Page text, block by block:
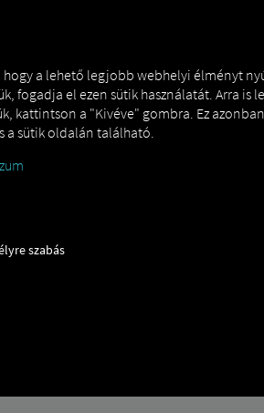
hogy a lehető legjobb webhelyi élményt
fogadja el ezen sütik használatát. Arra is
kattintson a "Kivéve" gombra. Ez
a sütik oldalán található.
szabás